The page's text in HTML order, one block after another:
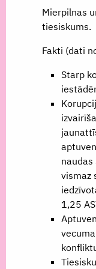
Mierpilnas
tiesiskums.
Fakti (dati
Starp
vismaz
1,25